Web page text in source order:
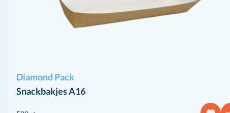
Diamond Pack
Snackbakjes A16